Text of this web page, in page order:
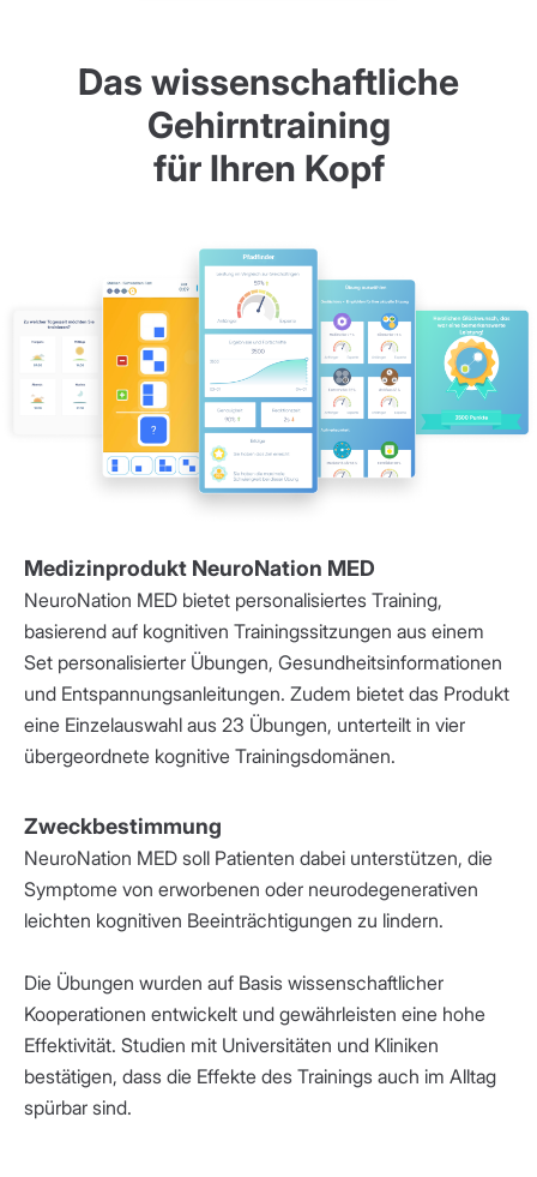
Das wissenschaftliche
Gehirntraining
für Ihren Kopf
Medizinprodukt NeuroNation MED
NeuroNation MED bietet personalisiertes Training,
basierend auf kognitiven Trainingssitzungen aus einem
Set personalisierter Übungen, Gesundheitsinformationen
und Entspannungsanleitungen. Zudem bietet das Produkt
eine Einzelauswahl aus 23 Übungen, unterteilt in vier
übergeordnete kognitive Trainingsdomänen.
Zweckbestimmung
NeuroNation MED soll Patienten dabei unterstützen, die
Symptome von erworbenen oder neurodegenerativen
leichten kognitiven Beeinträchtigungen zu lindern.
Die Übungen wurden auf Basis wissenschaftlicher
Kooperationen entwickelt und gewährleisten eine hohe
Effektivität. Studien mit Universitäten und Kliniken
bestätigen, dass die Effekte des Trainings auch im Alltag
spürbar sind.